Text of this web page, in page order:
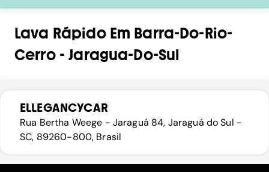
Lava RápidoEm Barra-Do-Rio-
Cerro-Jaragua-Do-Sul
ELLEGANCYCAR
Rua Bertha Weege - Jaraguá 84, Jaraguá do Sul -
SC, 89260-800, Brasil